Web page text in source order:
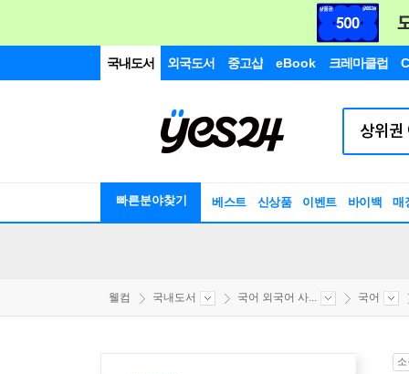
국내도서 외국도서 중고샵 eBook 크레마클럽
빠른분야찾기 베스트 신상품 이벤트 바이백 매
웰컴 국내도서 국어 외국어 사... 국어